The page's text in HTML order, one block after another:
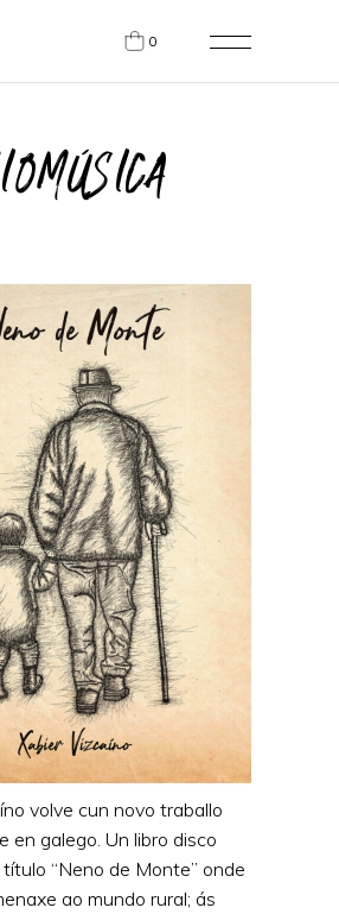
0
volve cun novo traballo
en galego. Un libro disco
“Neno de Monte” onde
ao mundo rural; ás